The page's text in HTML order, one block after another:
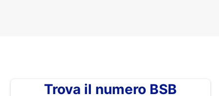
Trova il numero BSB